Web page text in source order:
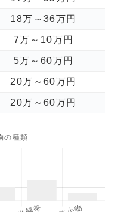
18万～36万円
7万～10万円
5万～60万円
20万～60万円
20万～60万円